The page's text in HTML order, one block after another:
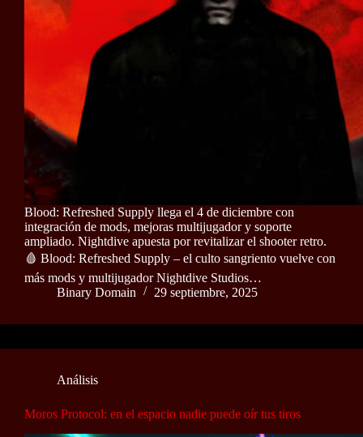
Blood: Refreshed Supply llega el 4 de diciembre con
integración de mods, mejoras multijugador y soporte
ampliado. Nightdive apuesta por revitalizar el shooter retro.
🩸 Blood: Refreshed Supply – el culto sangriento vuelve con
más mods y multijugador Nightdive Studios…
Binary Domain
29 septiembre, 2025
Análisis
Moros Protocol: en el espacio nadie puede oír tus tiros